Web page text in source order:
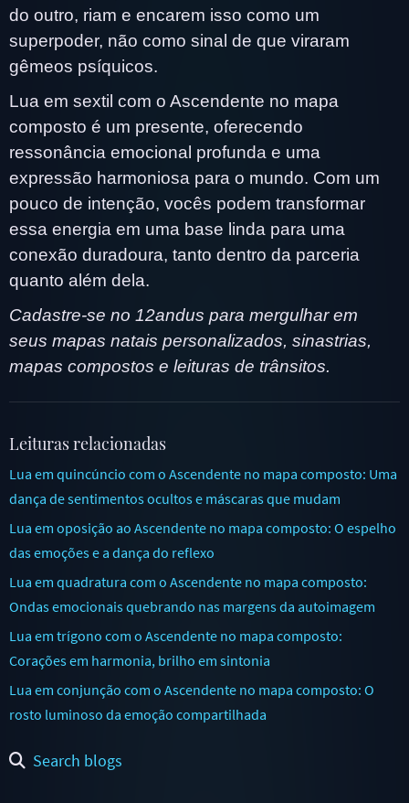
do outro, riam e encarem isso como um
superpoder, não como sinal de que viraram
gêmeos psíquicos.
Lua em sextil com o Ascendente no mapa
composto é um presente, oferecendo
ressonância emocional profunda e uma
expressão harmoniosa para o mundo. Com um
pouco de intenção, vocês podem transformar
essa energia em uma base linda para uma
conexão duradoura, tanto dentro da parceria
quanto além dela.
Cadastre-se no 12andus para mergulhar em
seus mapas natais personalizados, sinastrias,
mapas compostos e leituras de trânsitos.
Leituras relacionadas
Lua em quincúncio com o Ascendente no mapa composto: Uma
dança de sentimentos ocultos e máscaras que mudam
Lua em oposição ao Ascendente no mapa composto: O espelho
das emoções e a dança do reflexo
Lua em quadratura com o Ascendente no mapa composto:
Ondas emocionais quebrando nas margens da autoimagem
Lua em trígono com o Ascendente no mapa composto:
Corações em harmonia, brilho em sintonia
Lua em conjunção com o Ascendente no mapa composto: O
rosto luminoso da emoção compartilhada
Search blogs